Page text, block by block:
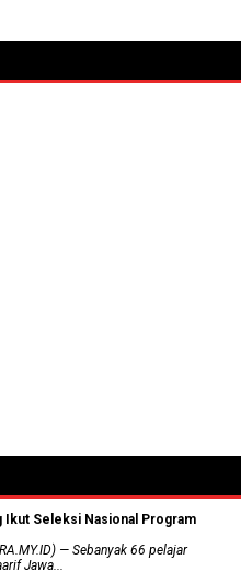
Ikut Seleksi Nasional Program
— Sebanyak 66 pelajar
Jawa...